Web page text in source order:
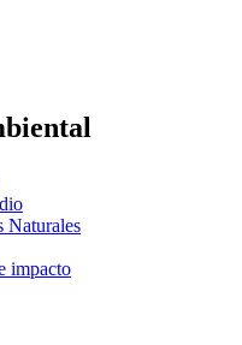
Naturales
impacto